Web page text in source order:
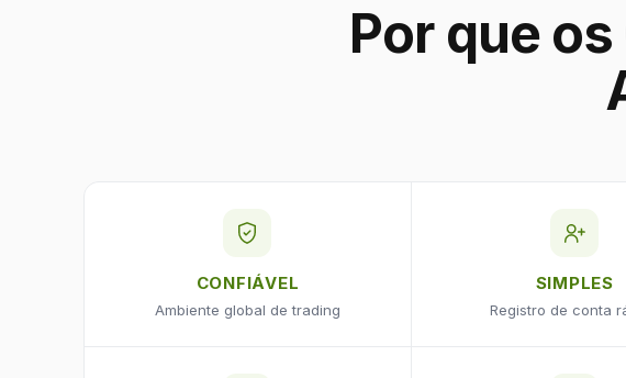
Por que
CONFIÁVEL
Ambiente global de trading
SIMPLES
Registro de conta